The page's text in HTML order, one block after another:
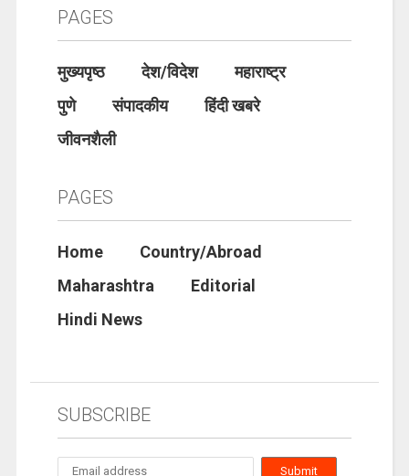
PAGES
मुख्यपृष्ठ देश/विदेश
महाराष्ट्र
पुणे
संपादकीय
हिंदी खबरे
जीवनशैली
PAGES
Home
Country/Abroad
Maharashtra
Editorial
Hindi News
SUBSCRIBE